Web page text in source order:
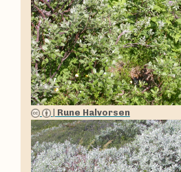
Rune Halvorsen